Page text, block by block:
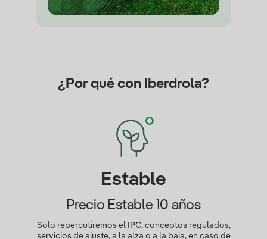
¿Por qué con Iberdrola?
Estable
Precio Estable 10 años
Sólo repercutiremos el IPC, conceptos regulados,
servicios de ajuste, a la alza o a la baja, en caso de